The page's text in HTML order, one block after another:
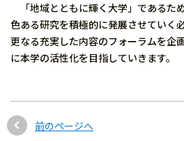
「地域とともに輝く大学」であるた
色ある研究を積極的に発展させていく
更なる充実した内容のフォーラムを企
に本学の活性化を目指していきます。
前のページへ